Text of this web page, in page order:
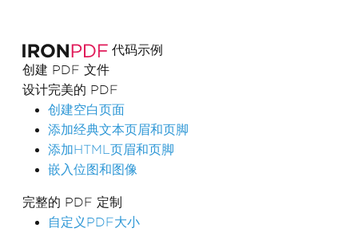
代码示例
创建 PDF 文件
设计完美的 PDF
创建空白页面
添加经典文本页眉和页脚
添加HTML页眉和页脚
嵌入位图和图像
完整的 PDF 定制
自定义PDF大小